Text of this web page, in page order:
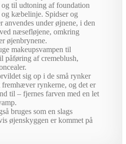
til udtoning af foundation
kæbelinje. Spidser og
anvendes under øjnene, i den
næsefløjene, omkring
øjenbrynene.
makeupsvampen til
påføring af cremeblush,
sig op i de små rynker
fremhæver rynkerne, og det er
til – fjernes farven med en let
bruges som en slags
øjenskyggen er kommet på